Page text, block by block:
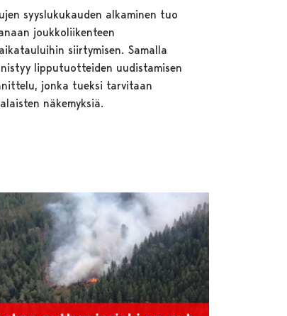
syyslukukauden alkaminen tuo
joukkoliikenteen
siirtymisen. Samalla
lipputuotteiden uudistamisen
jonka tueksi tarvitaan
näkemyksiä.